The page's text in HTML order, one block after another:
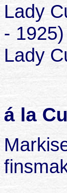
Lady
-
Lady
á la